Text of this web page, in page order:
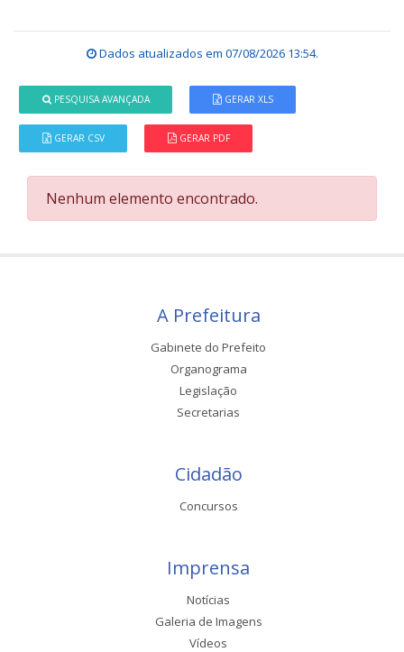
Dados atualizados em 07/08/2026 13:54.
PESQUISA AVANÇADA GERAR XLS
GERAR CSV GERAR PDF
Nenhum elemento encontrado.
A Prefeitura
Gabinete do Prefeito
Organograma
Legislação
Secretarias
Cidadão
Concursos
Imprensa
Notícias
Galeria de Imagens
Vídeos